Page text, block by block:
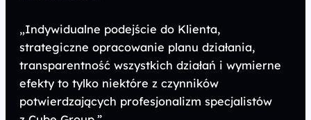
„Indywidualne podejście do Klienta,
strategiczne opracowanie planu działania,
transparentność wszystkich działań i wymierne
efekty to tylko niektóre z czynników
potwierdzających profesjonalizm specjalistów